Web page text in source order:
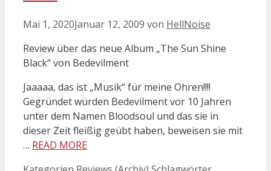
Mai 1, 2020Januar 12, 2009 von HellNoise
Review über das neue Album „The Sun Shine
Black“ von Bedevilment
Jaaaaa, das ist „Musik“ für meine Ohren!!!!
Gegründet würden Bedevilment vor 10 Jahren
unter dem Namen Bloodsoul und das sie in
dieser Zeit fleißig geübt haben, beweisen sie mit
… READ MORE